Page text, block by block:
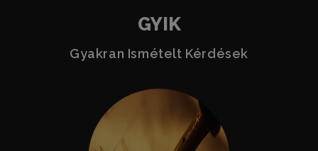
GYIK
Gyakran Ismételt Kérdések